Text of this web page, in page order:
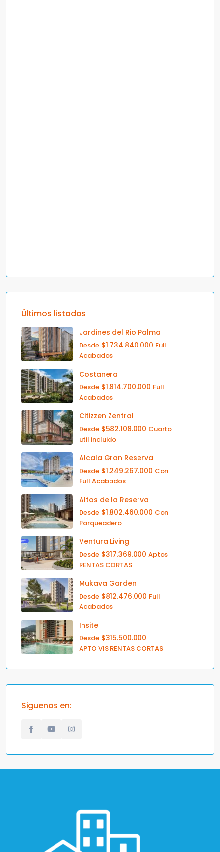
Últimos listados
Jardines del Rio Palma
Desde $1.734.840.000 Full
Acabados
Costanera
Desde $1.814.700.000 Full
Acabados
Citizzen Zentral
Desde $582.108.000 Cuarto
util incluido
Alcala Gran Reserva
Desde $1.249.267.000 Con
Full Acabados
Altos de la Reserva
Desde $1.802.460.000 Con
Parqueadero
Ventura Living
Desde $317.369.000 Aptos
RENTAS CORTAS
Mukava Garden
Desde $812.476.000 Full
Acabados
Insite
Desde $315.500.000
APTO VIS RENTAS CORTAS
Siguenos en: